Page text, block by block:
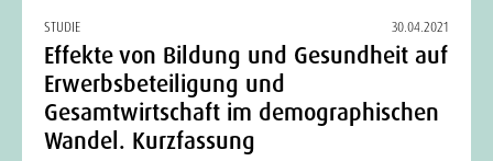
STUDIE 30.04.2021
Effekte von Bildung und Gesundheit auf
Erwerbsbeteiligung und
Gesamtwirtschaft im demographischen
Wandel. Kurzfassung